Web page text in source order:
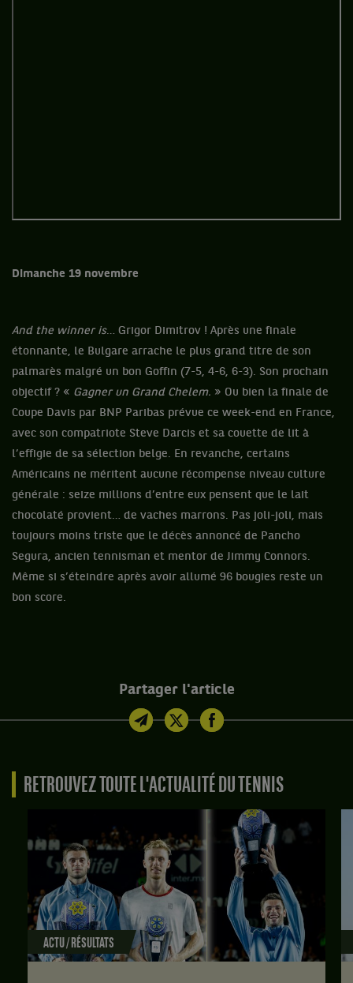
Dimanche 19 novembre
And the winner is… Grigor Dimitrov ! Après une finale
étonnante, le Bulgare arrache le plus grand titre de son
palmarès malgré un bon Goffin (7-5, 4-6, 6-3). Son prochain
objectif ? « Gagner un Grand Chelem. » Ou bien la finale de
Coupe Davis par BNP Paribas prévue ce week-end en France,
avec son compatriote Steve Darcis et sa couette de lit à
l’effigie de sa sélection belge. En revanche, certains
Américains ne méritent aucune récompense niveau culture
générale : seize millions d’entre eux pensent que le lait
chocolaté provient… de vaches marrons. Pas joli-joli, mais
toujours moins triste que le décès annoncé de Pancho
Segura, ancien tennisman et mentor de Jimmy Connors.
Même si s’éteindre après avoir allumé 96 bougies reste un
bon score.
Partager l'article
RETROUVEZ TOUTE L'ACTUALITÉ DU TENNIS
ACTU / RÉSULTATS